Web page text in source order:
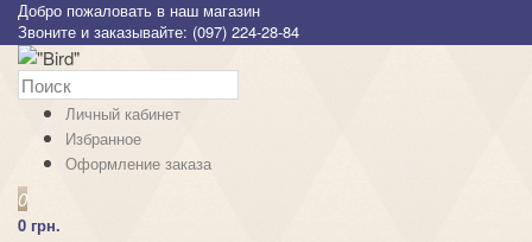
Добро пожаловать в наш магазин
Звоните и заказывайте: (097) 224-28-84
Личный кабинет
Избранное
Оформление заказа
0
0 грн.